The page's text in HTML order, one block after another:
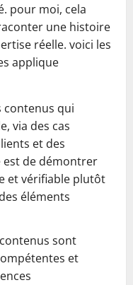
pour moi, cela
une histoire
réelle. voici les
applique
contenus qui
via des cas
et des
est de démontrer
et vérifiable plutôt
éléments
sont
et